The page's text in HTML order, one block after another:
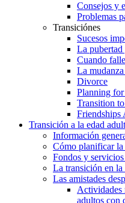
Consejos y
Problemas
Transiciónes
Sucesos
La pubertad
Cuando
La
Divorce
Planning
Transition
Friendships
Transición a la edad
Información
Cómo planificar la
Fondos y
La transición en la
Las amistades
Actividades
adultos con